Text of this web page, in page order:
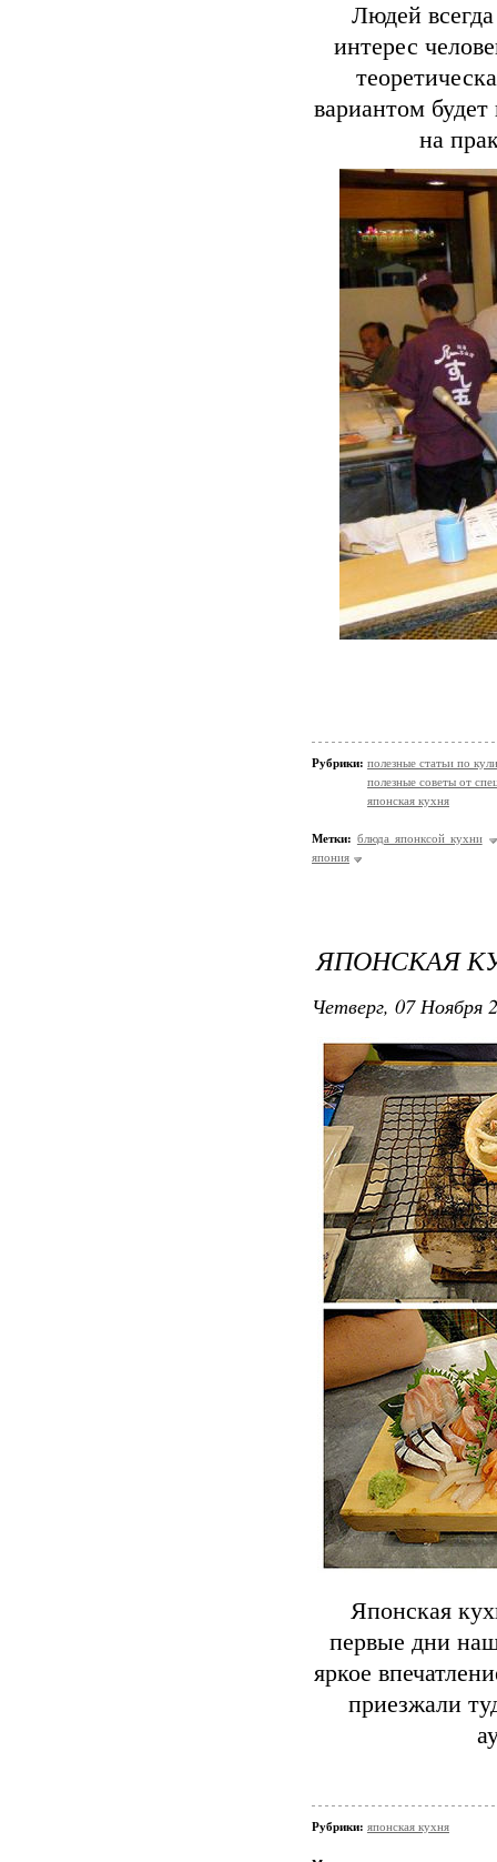
Людей
интерес
вариантом
на
Рубрики: полезные статьи по
полезные советы от
японская кухня
Метки: блюда японксой кухни
япония
ЯПОНСКАЯ
Четверг, 07 Ноября
Японская
первые дни
яркое
приезжали
Рубрики: японская кухня